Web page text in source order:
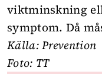
viktminskning
symptom. Då
Källa:Prevention
Foto: TT